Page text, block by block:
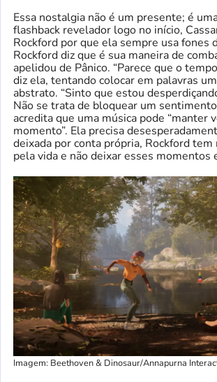
Essa nostalgia não é um presente; é
flashback revelador logo no início,
Rockford por que ela sempre usa fones
Rockford diz que é sua maneira de
apelidou de Pânico. “Parece que o
diz ela, tentando colocar em palavras
abstrato. “Sinto que estou
Não se trata de bloquear um
acredita que uma música pode “manter
momento”. Ela precisa
deixada por conta própria, Rockford
pela vida e não deixar esses momentos
Imagem: Beethoven & Dinosaur/Annapurna